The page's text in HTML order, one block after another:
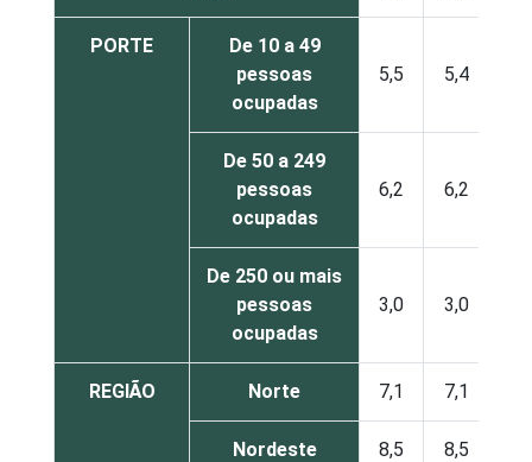
PORTE
De 10 a 49
pessoas
ocupadas
5,5 5,4
De 50 a 249
pessoas
ocupadas
6,2 6,2
De 250 ou mais
pessoas
ocupadas
3,0 3,0
REGIÃO Norte 7,1 7,1
Nordeste 8,5 8,5